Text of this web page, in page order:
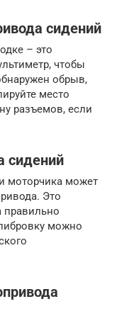
сидений
– это
чтобы
обрыв,
место
разъемов, если
сидений
моторчика может
Это
правильно
можно